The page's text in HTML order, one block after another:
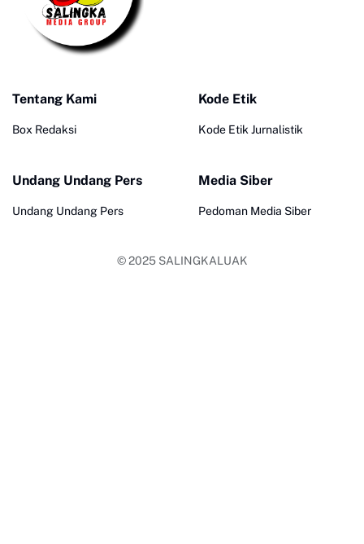
Tentang Kami
Box Redaksi
Kode Etik
Kode Etik Jurnalistik
Undang Undang Pers
Undang Undang Pers
Media Siber
Pedoman Media Siber
© 2025 SALINGKALUAK